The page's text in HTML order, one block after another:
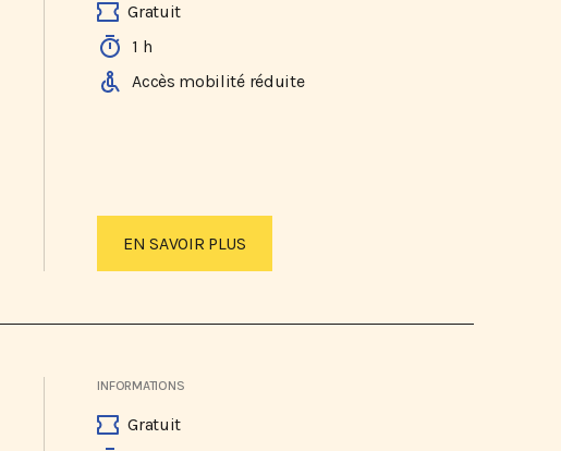
Gratuit
1 h
Accès mobilité réduite
EN SAVOIR PLUS
INFORMATIONS
Gratuit